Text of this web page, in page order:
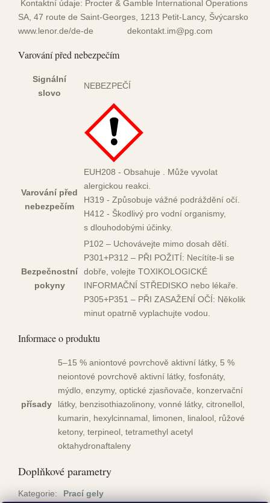
Kontaktní údaje: Procter & Gamble International Operations
SA, 47 route de Saint-Georges, 1213 Petit-Lancy, Švýcarsko
www.lenor.de/de-de dekontakt.im@pg.com
Varování před nebezpečím
Signální
slovo
NEBEZPEČÍ
Varování před
nebezpečím
EUH208 - Obsahuje . Může vyvolat
alergickou reakci.
H319 - Způsobuje vážné podráždění očí.
H412 - Škodlivý pro vodní organismy,
s dlouhodobými účinky.
Bezpečnostní
pokyny
P102 – Uchovávejte mimo dosah dětí.
P301+P312 – PŘI POŽITÍ: Necítíte-li se
dobře, volejte TOXIKOLOGICKÉ
INFORMAČNÍ STŘEDISKO nebo lékaře.
P305+P351 – PŘI ZASAŽENÍ OČÍ: Několik
minut opatrně vyplachujte vodou.
Informace o produktu
přísady
5–15 % aniontové povrchově aktivní látky, 5 %
neiontové povrchově aktivní látky, fosfonáty,
mýdlo, enzymy, optické zjasňovače, konzervační
látky, benzisothiazolinony, vonné látky, citronellol,
kumarin, hexylcinnamal, limonen, linalool, růžové
ketony, terpineol, tetramethyl acetyl
oktahydronaftaleny
Doplňkové parametry
Kategorie:
Prací gely